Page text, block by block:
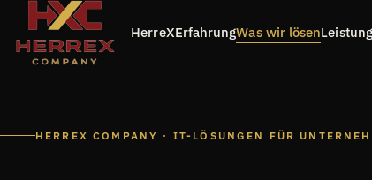
HerreXErfahrungWas wir lösen
HERREX COMPANY · IT-LÖSUNGEN FÜR